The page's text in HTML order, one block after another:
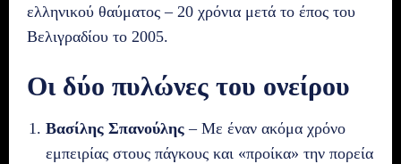
ελληνικού θαύματος – 20 χρόνια μετά το έπος του
Βελιγραδίου το 2005.
Οι δύο πυλώνες του ονείρου
Βασίλης Σπανούλης – Με έναν ακόμα χρόνο
εμπειρίας στους πάγκους και «προίκα» την πορεία